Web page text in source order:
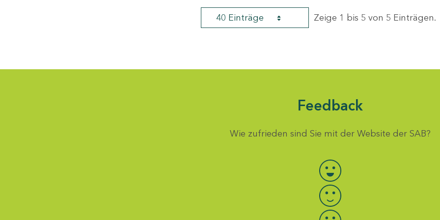
40 Einträge Zeige 1 bis 5 von 5 Einträgen.
Feedback
Wie zufrieden sind Sie mit der Website der SAB?
Bewertung auswählen